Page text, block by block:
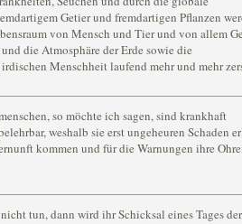
Getier und fremdartigen Pflanzen
von Mensch und Tier und von allem
die Atmosphäre der Erde sowie die
Menschheit laufend mehr und mehr
so möchte ich sagen, sind krankhaft
weshalb sie erst ungeheuren Schaden
kommen und für die Warnungen ihre
tun, dann wird ihr Schicksal eines Tages der